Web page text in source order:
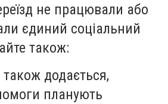
не працювали або
єдиний соціальний
також:
додається,
планують